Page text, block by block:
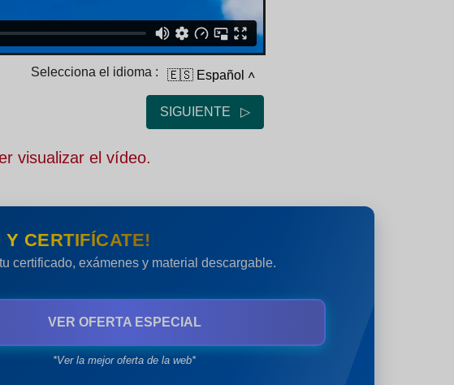
Selecciona el idioma : 🇪🇸 Español ˄
SIGUIENTE ▷
visualizar el vídeo.
CERTIFÍCATE!
certificado, exámenes y material descargable.
VER OFERTA ESPECIAL
*Ver la mejor oferta de la web*